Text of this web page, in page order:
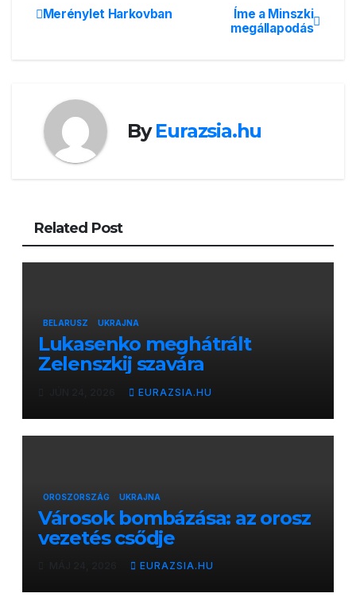
Bejegyzés
Íme a Minszki
megállapodás
Merénylet Harkovban
ByEurazsia.hu
Related Post
BELARUSZ UKRAJNA
Lukasenko meghátrált
Zelenszkij szavára
EURAZSIA.HU
OROSZORSZÁG UKRAJNA
Városok bombázása: az orosz
vezetés csődje
EURAZSIA.HU